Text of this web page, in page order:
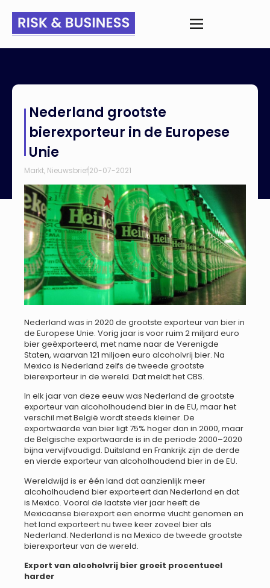
Europese Unie
Nederland grootste
bierexporteur in de Europese
Unie
Markt, Nieuwsbrief20-07-2021
Nederland was in 2020 de grootste exporteur van bier in
de Europese Unie. Vorig jaar is voor ruim 2 miljard euro
bier geëxporteerd, met name naar de Verenigde
Staten, waarvan 121 miljoen euro alcoholvrij bier. Na
Mexico is Nederland zelfs de tweede grootste
bierexporteur in de wereld. Dat meldt het CBS.
In elk jaar van deze eeuw was Nederland de grootste
exporteur van alcoholhoudend bier in de EU, maar het
verschil met België wordt steeds kleiner. De
exportwaarde van bier ligt 75% hoger dan in 2000, maar
de Belgische exportwaarde is in de periode 2000–2020
bijna vervijfvoudigd. Duitsland en Frankrijk zijn de derde
en vierde exporteur van alcoholhoudend bier in de EU.
Wereldwijd is er één land dat aanzienlijk meer
alcoholhoudend bier exporteert dan Nederland en dat
is Mexico. Vooral de laatste vier jaar heeft de
Mexicaanse bierexport een enorme vlucht genomen en
het land exporteert nu twee keer zoveel bier als
Nederland. Nederland is na Mexico de tweede grootste
bierexporteur van de wereld.
Export van alcoholvrij bier groeit procentueel
harder